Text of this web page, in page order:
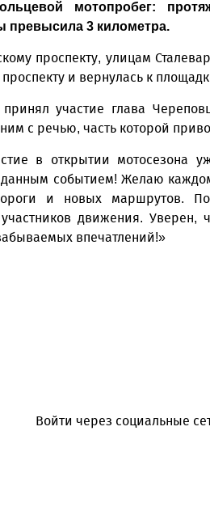
мотопробег:
превысила 3 километра.
проспекту, улицам
и вернулась к
участие глава
с речью, часть которой
в открытии мотосезона
событием! Желаю
и новых маршрутов.
движения. Уверен,
впечатлений!»
Войти через социальные